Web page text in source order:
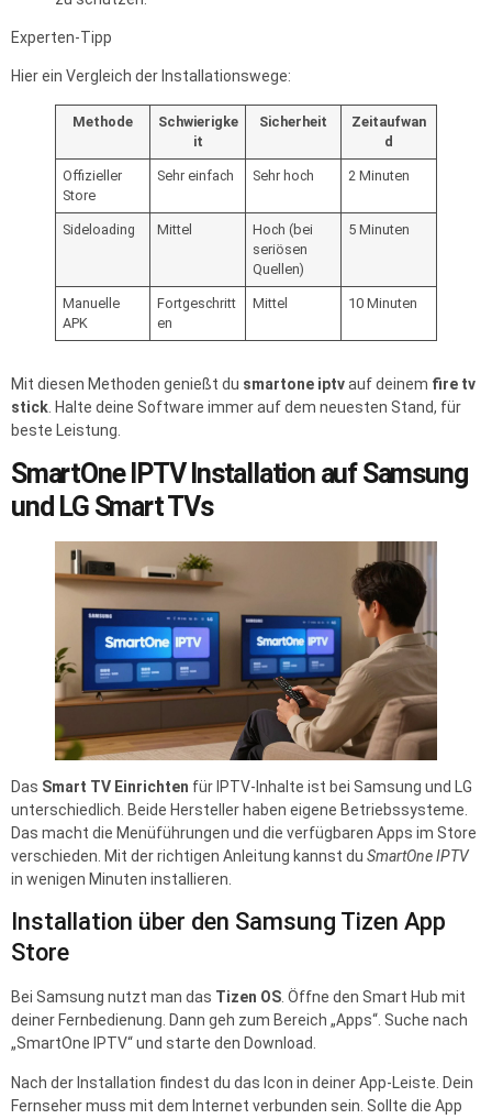
Experten-Tipp
Hier ein Vergleich der Installationswege:
Methode
Schwierigke
it
Sicherheit
Zeitaufwan
d
Offizieller
Store
Sehr einfach Sehr hoch 2 Minuten
Sideloading Mittel
Hoch (bei
seriösen
Quellen)
5 Minuten
Manuelle
APK
Fortgeschritt
en
Mittel 10 Minuten
Mit diesen Methoden genießt du smartone iptvauf deinem fire tv
stick . Halte deine Software immer auf dem neuesten Stand, für
beste Leistung.
SmartOne IPTV Installation auf Samsung
und LG Smart TVs
Das Smart TV Einrichten für IPTV-Inhalte ist bei Samsung und LG
unterschiedlich. Beide Hersteller haben eigene Betriebssysteme.
Das macht die Menüführungen und die verfügbaren Apps im Store
verschieden. Mit der richtigen Anleitung kannst du SmartOne IPTV
in wenigen Minuten installieren.
Installation über den Samsung Tizen App
Store
Bei Samsung nutzt man das Tizen OS. Öffne den Smart Hub mit
deiner Fernbedienung. Dann geh zum Bereich „Apps“. Suche nach
„SmartOne IPTV“ und starte den Download.
Nach der Installation findest du das Icon in deiner App-Leiste. Dein
Fernseher muss mit dem Internet verbunden sein. Sollte die App